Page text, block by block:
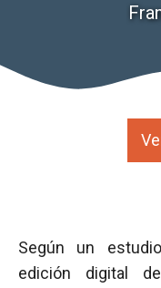
Según un
edición digital